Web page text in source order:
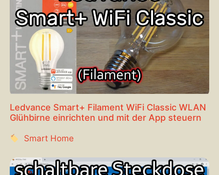
Ledvance Smart+ Filament WiFi Classic WLAN
Glühbirne einrichten und mit der App steuern
Smart Home